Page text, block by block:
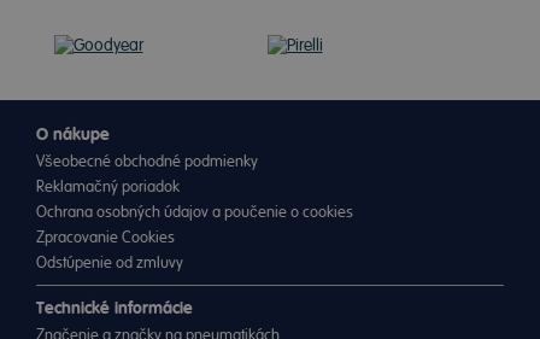
O nákupe
Všeobecné obchodné podmienky
Reklamačný poriadok
Ochrana osobných údajov a poučenie o cookies
Zpracovanie Cookies
Odstúpenie od zmluvy
Technické informácie